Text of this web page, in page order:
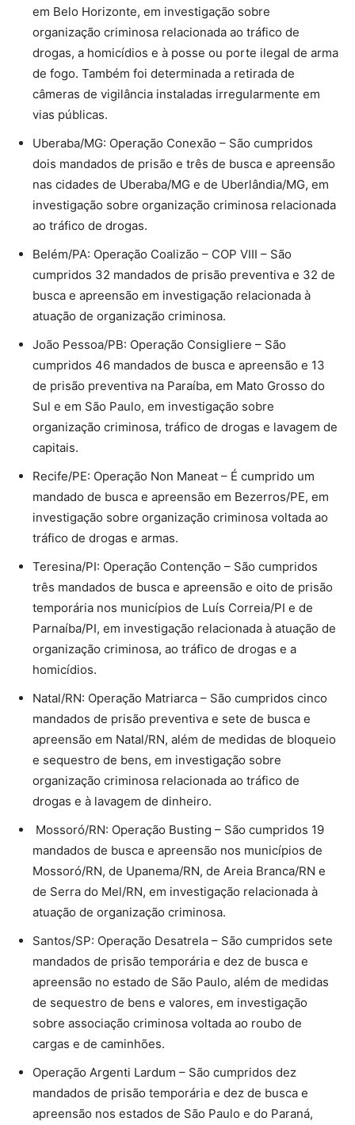
em Belo Horizonte, em investigação sobre
organização criminosa relacionada ao tráfico de
drogas, a homicídios e à posse ou porte ilegal de arma
de fogo. Também foi determinada a retirada de
câmeras de vigilância instaladas irregularmente em
vias públicas.
Uberaba/MG: Operação Conexão – São cumpridos
dois mandados de prisão e três de busca e apreensão
nas cidades de Uberaba/MG e de Uberlândia/MG, em
investigação sobre organização criminosa relacionada
ao tráfico de drogas.
Belém/PA: Operação Coalizão – COP VIII – São
cumpridos 32 mandados de prisão preventiva e 32 de
busca e apreensão em investigação relacionada à
atuação de organização criminosa.
João Pessoa/PB: Operação Consigliere – São
cumpridos 46 mandados de busca e apreensão e 13
de prisão preventiva na Paraíba, em Mato Grosso do
Sul e em São Paulo, em investigação sobre
organização criminosa, tráfico de drogas e lavagem de
capitais.
Recife/PE: Operação Non Maneat – É cumprido um
mandado de busca e apreensão em Bezerros/PE, em
investigação sobre organização criminosa voltada ao
tráfico de drogas e armas.
Teresina/PI: Operação Contenção – São cumpridos
três mandados de busca e apreensão e oito de prisão
temporária nos municípios de Luís Correia/PI e de
Parnaíba/PI, em investigação relacionada à atuação de
organização criminosa, ao tráfico de drogas e a
homicídios.
Natal/RN: Operação Matriarca – São cumpridos cinco
mandados de prisão preventiva e sete de busca e
apreensão em Natal/RN, além de medidas de bloqueio
e sequestro de bens, em investigação sobre
organização criminosa relacionada ao tráfico de
drogas e à lavagem de dinheiro.
Mossoró/RN: Operação Busting – São cumpridos 19
mandados de busca e apreensão nos municípios de
Mossoró/RN, de Upanema/RN, de Areia Branca/RN e
de Serra do Mel/RN, em investigação relacionada à
atuação de organização criminosa.
Santos/SP: Operação Desatrela – São cumpridos sete
mandados de prisão temporária e dez de busca e
apreensão no estado de São Paulo, além de medidas
de sequestro de bens e valores, em investigação
sobre associação criminosa voltada ao roubo de
cargas e de caminhões.
Operação Argenti Lardum – São cumpridos dez
mandados de prisão temporária e dez de busca e
apreensão nos estados de São Paulo e do Paraná,